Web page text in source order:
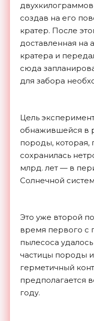
создав на его
кратер. После
доставленная на
кратера и
сюда
для забора
Цель
обнажившейся в
породы,
сохранилась
млрд. лет — в
Солнечной
Это уже второй
время первого с
пылесоса
частицы породы и
герметичный
предполагается
году.